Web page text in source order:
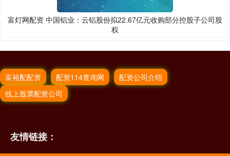
富灯网配资 中国铝业：云铝股份拟22.67亿元收购部分控股子公司股
权
富裕配配资 配资114查询网
配资公司介绍
线上股票配资公司
友情链接：